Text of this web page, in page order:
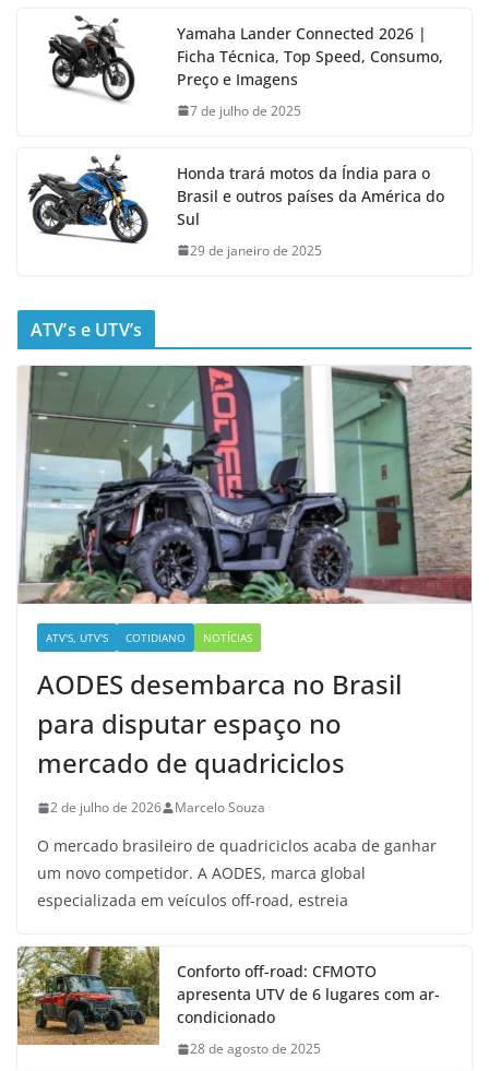
Yamaha Lander Connected 2026 |
Ficha Técnica, Top Speed, Consumo,
Preço e Imagens
7 de julho de 2025
Honda trará motos da Índia para o
Brasil e outros países da América do
Sul
29 de janeiro de 2025
ATV’s e UTV’s
ATV'S, UTV'S COTIDIANO NOTÍCIAS
AODES desembarca no Brasil
para disputar espaço no
mercado de quadriciclos
2 de julho de 2026 Marcelo Souza
O mercado brasileiro de quadriciclos acaba de ganhar
um novo competidor. A AODES, marca global
especializada em veículos off-road, estreia
Conforto off-road: CFMOTO
apresenta UTV de 6 lugares com ar-
condicionado
28 de agosto de 2025